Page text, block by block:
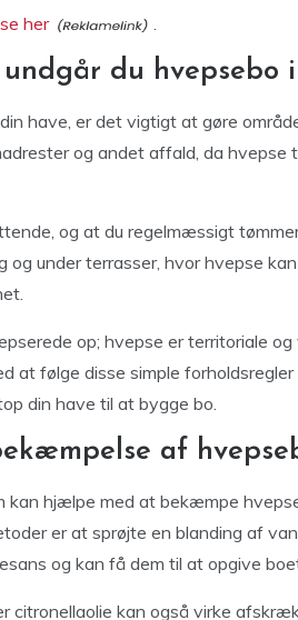
her .
undgår du hvepsebo
have, er det vigtigt at gøre
og andet affald, da
og at du regelmæssigt
og under terrasser, hvor hvepse
op; hvepse er territoriale
at følge disse simple
din have til at bygge bo.
af
kan hjælpe med at bekæmpe
er at sprøjte en blanding af
og kan få dem til at opgive
citronellaolie kan også virke